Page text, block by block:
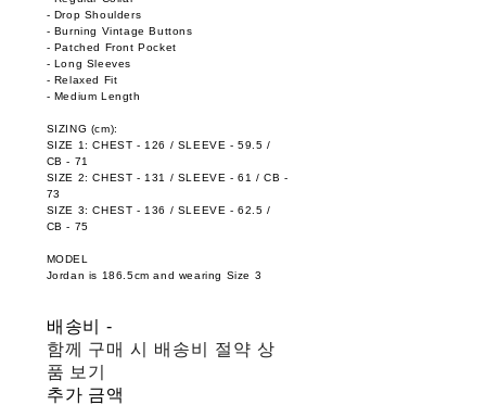
- Drop Shoulders
- Burning Vintage Buttons
- Patched Front Pocket
- Long Sleeves
- Relaxed Fit
- Medium Length
SIZING (cm):
SIZE 1: CHEST - 126 / SLEEVE - 59.5 /
CB - 71
SIZE 2: CHEST - 131 / SLEEVE - 61 / CB -
73
SIZE 3: CHEST - 136 / SLEEVE - 62.5 /
CB - 75
MODEL
Jordan is 186.5cm and wearing Size 3
배송비-
함께 구매 시 배송비 절약 상
품 보기
추가 금액